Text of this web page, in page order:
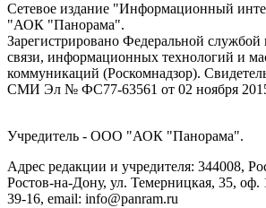
Сетевое издание "Информационный
"АОК "Панорама".
Зарегистрировано Федеральной службой
связи, информационных технологий и
коммуникаций (Роскомнадзор).
СМИ Эл № ФС77-63561 от 02 ноября
Учредитель - ООО "АОК "Панорама".
Адрес редакции и учредителя: 344008,
Ростов-на-Дону, ул. Темерницкая, 35, оф.
39-16, email: info@panram.ru